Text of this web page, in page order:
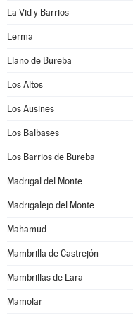
La Vid y Barrios
Lerma
Llano de Bureba
Los Altos
Los Ausines
Los Balbases
Los Barrios de Bureba
Madrigal del Monte
Madrigalejo del Monte
Mahamud
Mambrilla de Castrejón
Mambrillas de Lara
Mamolar